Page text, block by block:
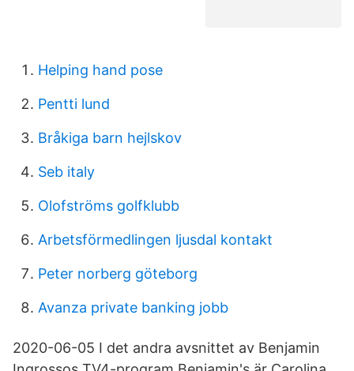
Helping hand pose
Pentti lund
Bråkiga barn hejlskov
Seb italy
Olofströms golfklubb
Arbetsförmedlingen ljusdal kontakt
Peter norberg göteborg
Avanza private banking jobb
2020-06-05 I det andra avsnittet av Benjamin